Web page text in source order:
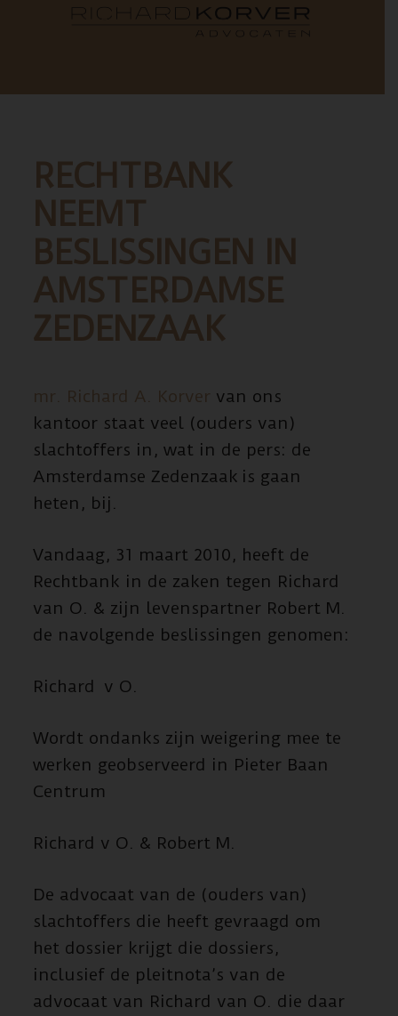
RECHTBANK
NEEMT
BESLISSINGEN IN
AMSTERDAMSE
ZEDENZAAK
mr. Richard A. Korver van ons
kantoor staat veel (ouders van)
slachtoffers in, wat in de pers: de
Amsterdamse Zedenzaak is gaan
heten, bij.
Vandaag, 31 maart 2010, heeft de
Rechtbank in de zaken tegen Richard
van O. & zijn levenspartner Robert M.
de navolgende beslissingen genomen:
Richard v O.
Wordt ondanks zijn weigering mee te
werken geobserveerd in Pieter Baan
Centrum
Richard v O. & Robert M.
De advocaat van de (ouders van)
slachtoffers die heeft gevraagd om
het dossier krijgt die dossiers,
inclusief de pleitnota’s van de
advocaat van Richard van O. die daar